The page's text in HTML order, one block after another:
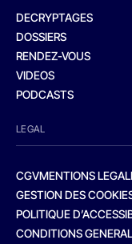
DECRYPTAGES
DOSSIERS
RENDEZ-VOUS
VIDEOS
PODCASTS
LEGAL
CGVMENTIONS
GESTION DES
POLITIQUE
CONDITIONS